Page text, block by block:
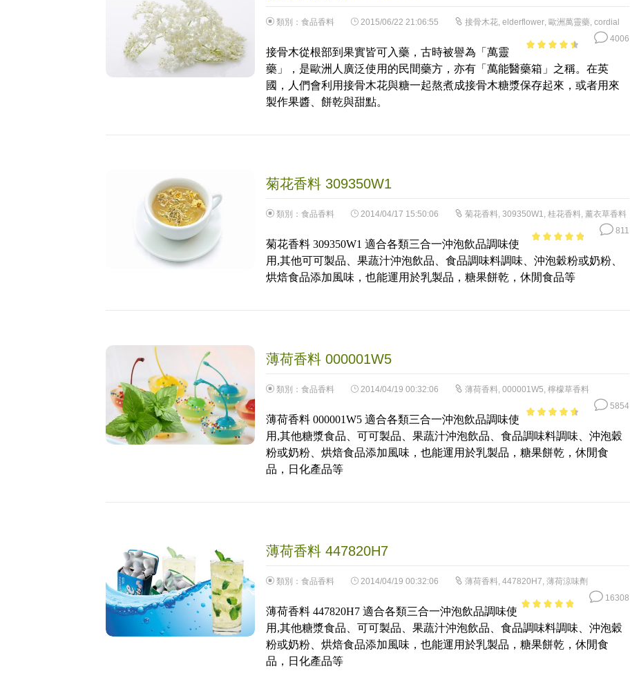
類別： 食品香料 2015/06/22 21:06:55 接骨木花, elderflower, 歐洲萬靈藥, cordial
4006
of 5
接骨木從根部到果實皆可入藥，古時被譽為「萬靈
藥」，是歐洲人廣泛使用的民間藥方，亦有「萬能醫藥箱」之稱。在英
國，人們會利用接骨木花與糖一起熬煮成接骨木糖漿保存起來，或者用來
製作果醬、餅乾與甜點。
菊花香料 309350W1
類別： 食品香料 2014/04/17 15:50:06 菊花香料, 309350W1, 桂花香料, 薰衣草香料
811
5
菊花香料 309350W1 適合各類三合一沖泡飲品調味使
用,其他可可製品、果蔬汁沖泡飲品、食品調味料調味、沖泡穀粉或奶粉、
烘焙食品添加風味，也能運用於乳製品，糖果餅乾，休閒食品等
薄荷香料 000001W5
類別： 食品香料 2014/04/19 00:32:06 薄荷香料, 000001W5, 檸檬草香料
5854
of 5
薄荷香料 000001W5 適合各類三合一沖泡飲品調味使
用,其他糖漿食品、可可製品、果蔬汁沖泡飲品、食品調味料調味、沖泡穀
粉或奶粉、烘焙食品添加風味，也能運用於乳製品，糖果餅乾，休閒食
品，日化產品等
薄荷香料 447820H7
類別： 食品香料 2014/04/19 00:32:06 薄荷香料, 447820H7, 薄荷涼味劑
16308
5
薄荷香料 447820H7 適合各類三合一沖泡飲品調味使
用,其他糖漿食品、可可製品、果蔬汁沖泡飲品、食品調味料調味、沖泡穀
粉或奶粉、烘焙食品添加風味，也能運用於乳製品，糖果餅乾，休閒食
品，日化產品等